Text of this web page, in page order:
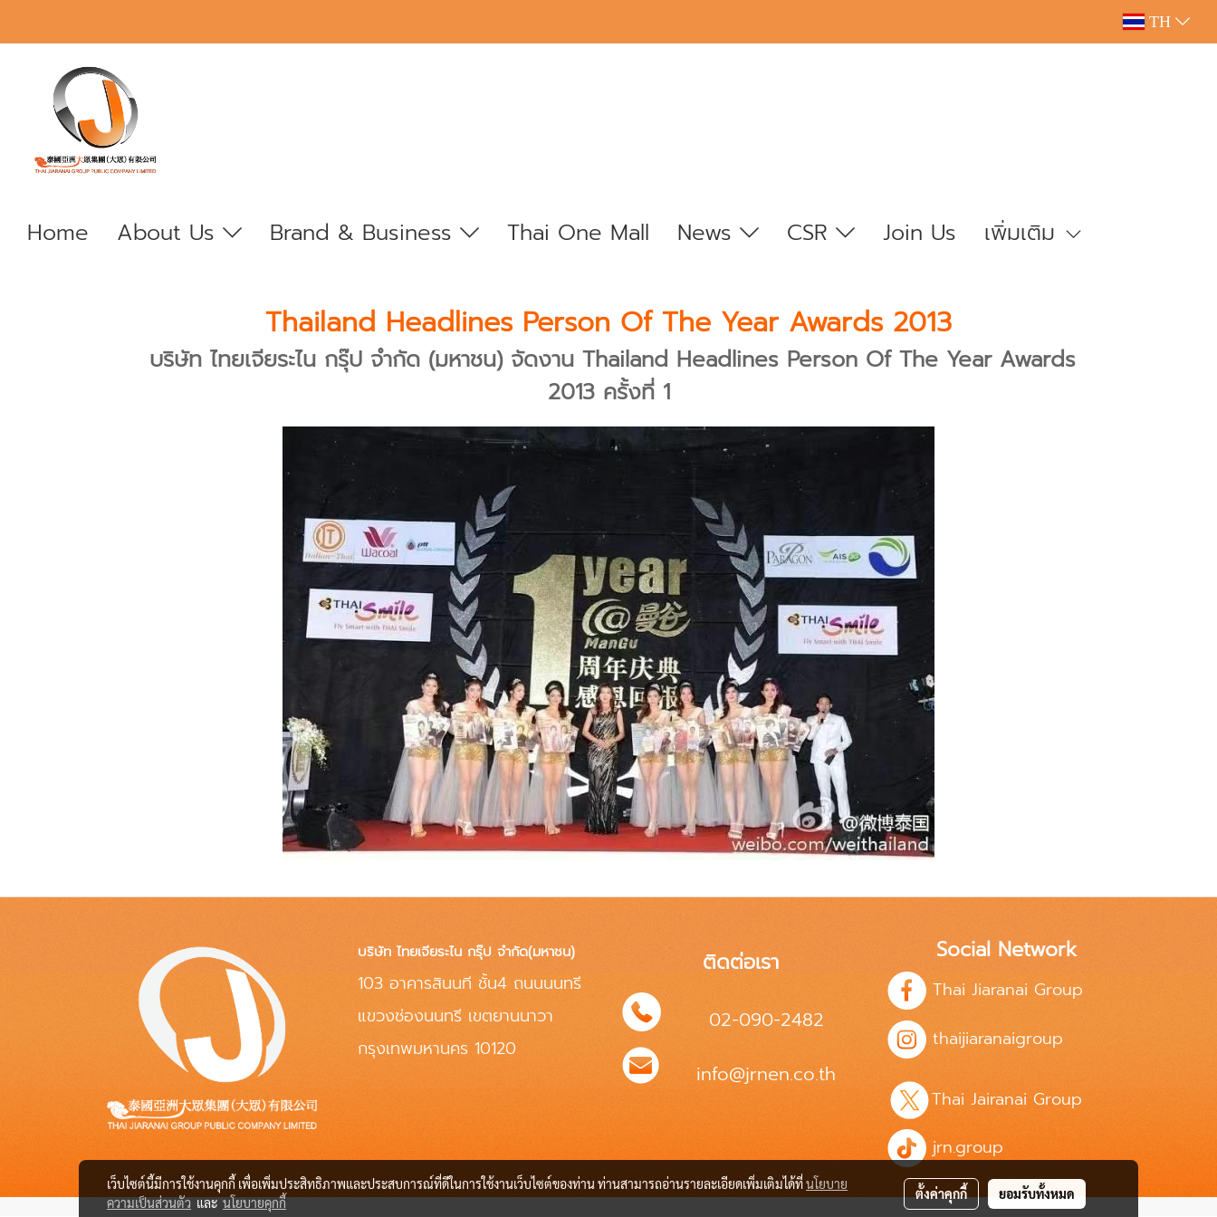
TH
Home About Us Brand & Business Thai One Mall News CSR Join Us เพิ่มเติม
Thailand Headlines Person Of The Year Awards 2013
บริษัท ไทยเจียระไน กรุ๊ป จำกัด (มหาชน) จัดงาน Thailand Headlines Person Of The Year Awards
2013 ครั้งที่ 1
บริษัท ไทยเจียระไน กรุ๊ป จำกัด(มหาชน)
103 อาคารสินนที ชั้น4 ถนนนนทรี
แขวงช่องนนทรี เขตยานนาวา
กรุงเทพมหานคร 10120
ติดต่อเรา
02-090-2482
info@jrnen.co.th
Social Network
Thai Jiaranai Group
thaijiaranaigroup
Thai Jairanai Group
jrn.group
เว็บไซต์นี้มีการใช้งานคุกกี้ เพื่อเพิ่มประสิทธิภาพและประสบการณ์ที่ดีในการใช้งานเว็บไซต์ของท่าน ท่านสามารถอ่านรายละเอียดเพิ่มเติมได้ที่นโยบาย
ความเป็นส่วนตัวและนโยบายคุกกี้
ตั้งค่าคุกกี้ ยอมรับทั้งหมด